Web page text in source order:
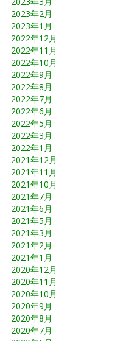
2023年2月
2023年1月
2022年12月
2022年11月
2022年10月
2022年9月
2022年8月
2022年7月
2022年6月
2022年5月
2022年3月
2022年1月
2021年12月
2021年11月
2021年10月
2021年7月
2021年6月
2021年5月
2021年3月
2021年2月
2021年1月
2020年12月
2020年11月
2020年10月
2020年9月
2020年8月
2020年7月